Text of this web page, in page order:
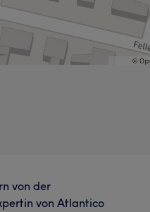
von der
von Atlantico